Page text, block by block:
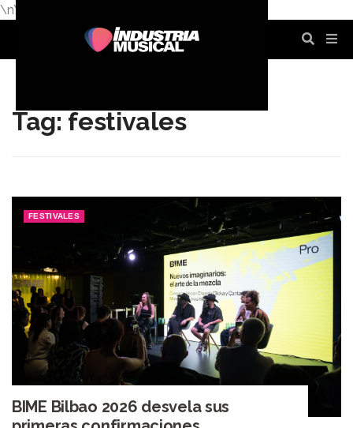
\n\n
Tag: festivales
FESTIVALES
BIME Bilbao 2026 desvela sus